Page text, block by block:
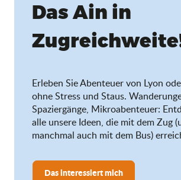
Das Ain in
Erleben Sie Abenteuer von Lyon
ohne Stress und Staus.
Spaziergänge, Mikroabenteuer:
alle unsere Ideen, die mit dem Zug
manchmal auch mit dem Bus)
Das interessiert mich